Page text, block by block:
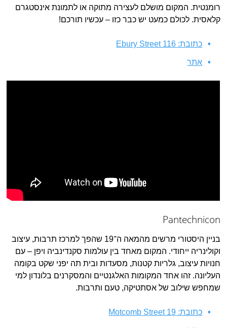
רומנטית. המקום מושלם לעצירה מתוקה או לתמונת אינסטגרם
קלאסית. לכולם כמעט יש כבר כזו – עכשיו תורכם!
כתובת: Ebury Street 116
אתר
Pantechnicon
בניין היסטורי מרשים מהמאה ה־19 שהפך למרכז תרבות, עיצוב
וקולינריה ייחודי. המקום מאחד בין עולמות סקנדינביה ויפן – עם
חנויות עיצוב, גלריות קטנות, מסעדות ובית תה יפני שקט בקומה
העליונה. זהו אחד המקומות האלגנטיים והמסקרנים בלונדון למי
שמחפש שילוב של אסתטיקה, טעם ותרבות.
כתובת: Motcomb Street 19